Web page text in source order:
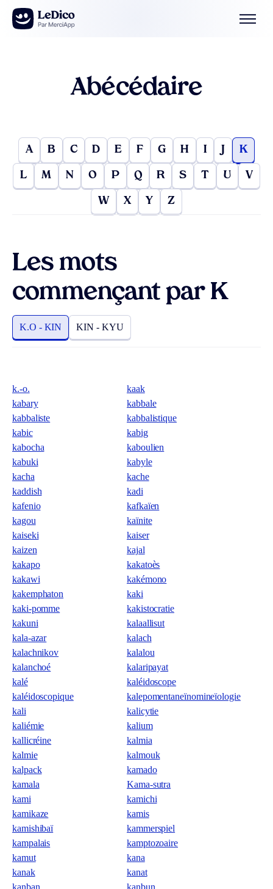
Aller au contenu
Abécédaire
A B C D E F G H I J K
L M N O P Q R S T U V
W X Y Z
Les mots
commençant par K
K.O - KIN KIN - KYU
k.-o.
kaak
kabary
kabbale
kabbaliste
kabbalistique
kabic
kabig
kabocha
kaboulien
kabuki
kabyle
kacha
kache
kaddish
kadi
kafenio
kafkaïen
kagou
kaïnite
kaiseki
kaiser
kaizen
kajal
kakapo
kakatoès
kakawi
kakémono
kakemphaton
kaki
kaki-pomme
kakistocratie
kakuni
kalaallisut
kala-azar
kalach
kalachnikov
kalalou
kalanchoé
kalaripayat
kalé
kaléidoscope
kaléidoscopique
kalepomentaneïnomineïologie
kali
kalicytie
kaliémie
kalium
kallicréine
kalmia
kalmie
kalmouk
kalpack
kamado
kamala
Kama-sutra
kami
kamichi
kamikaze
kamis
kamishibaï
kammerspiel
kampalais
kamptozoaire
kamut
kana
kanak
kanat
kanban
kanbun